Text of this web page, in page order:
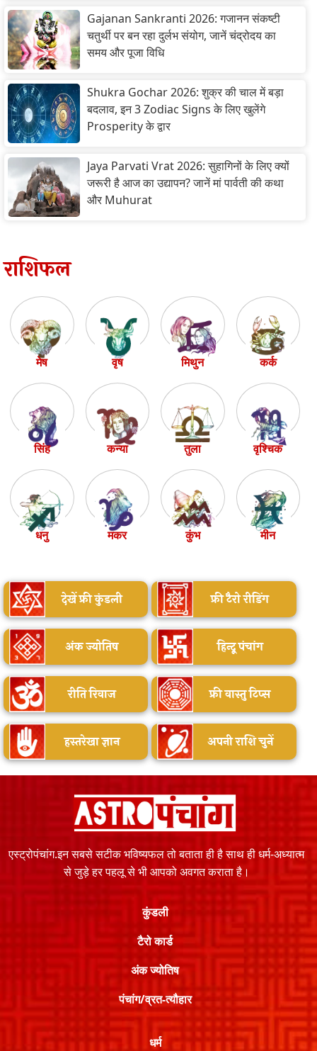
Gajanan Sankranti 2026: गजानन संकष्टी
चतुर्थी पर बन रहा दुर्लभ संयोग, जानें चंद्रोदय का
समय और पूजा विधि
Shukra Gochar 2026: शुक्र की चाल में बड़ा
बदलाव, इन 3 Zodiac Signs के लिए खुलेंगे
Prosperity के द्वार
Jaya Parvati Vrat 2026: सुहागिनों के लिए क्यों
जरूरी है आज का उद्यापन? जानें मां पार्वती की कथा
और Muhurat
राशिफल
मेष वृष मिथुन कर्क
सिंह कन्या तुला वृश्चिक
धनु मकर कुंभ मीन
देखें फ्री कुंडली फ्री टैरो रीडिंग
अंक ज्योतिष हिन्दू पंचांग
रीति रिवाज फ्री वास्तु टिप्स
हस्तरेखा ज्ञान अपनी राशि चुनें
एस्ट्रोपंचांग.इन सबसे सटीक भविष्यफल तो बताता ही है साथ ही धर्म-अध्यात्म
से जुड़े हर पहलू से भी आपको अवगत कराता है।
कुंडली
टैरो कार्ड
अंक ज्योतिष
पंचांग/व्रत-त्यौहार
धर्म